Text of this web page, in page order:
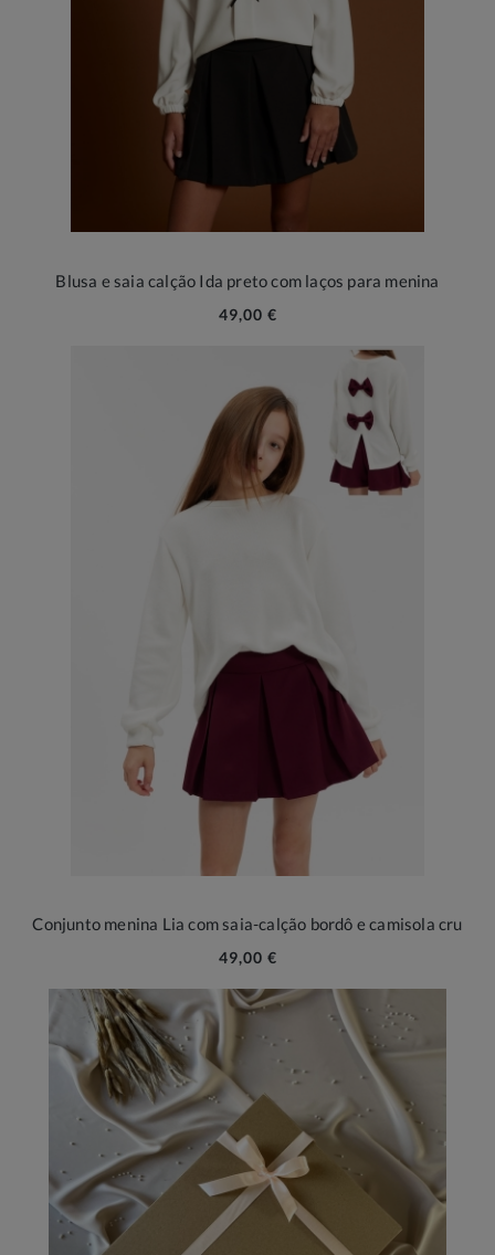
Blusa e saia calção Ida preto com laços para menina
49,00 €
Conjunto menina Lia com saia-calção bordô e camisola cru
49,00 €